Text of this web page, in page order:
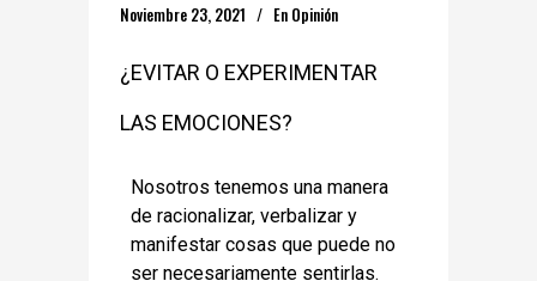
Noviembre 23, 2021 En Opinión
¿EVITAR O EXPERIMENTAR
LAS EMOCIONES?
Nosotros tenemos una manera
de racionalizar, verbalizar y
manifestar cosas que puede no
ser necesariamente sentirlas.